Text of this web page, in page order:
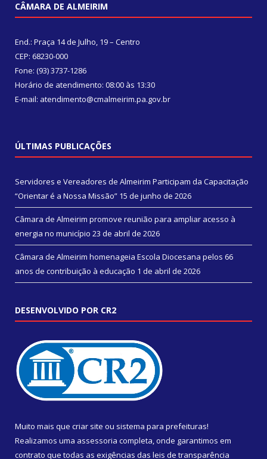
CÂMARA DE ALMEIRIM
End.: Praça 14 de Julho, 19 – Centro
CEP: 68230-000
Fone: (93) 3737-1286
Horário de atendimento: 08:00 às 13:30
E-mail: atendimento@cmalmeirim.pa.gov.br
ÚLTIMAS PUBLICAÇÕES
Servidores e Vereadores de Almeirim Participam da Capacitação
“Orientar é a Nossa Missão” 15 de junho de 2026
Câmara de Almeirim promove reunião para ampliar acesso à
energia no município 23 de abril de 2026
Câmara de Almeirim homenageia Escola Diocesana pelos 66
anos de contribuição à educação 1 de abril de 2026
DESENVOLVIDO POR CR2
Muito mais que criar site ou sistema para prefeituras!
Realizamos uma assessoria completa, onde garantimos em
contrato que todas as exigências das leis de transparência